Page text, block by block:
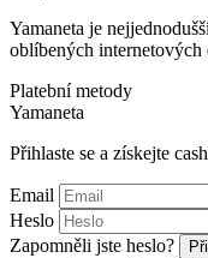
Yamaneta je
oblíbených internetových
Platební metody
Yamaneta
Přihlaste se a získejte
Email
Heslo
Zapomněli jste heslo?